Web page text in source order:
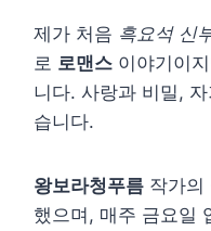
제가 처음 흑요석 신
로 로맨스 이야기이
니다. 사랑과 비밀,
습니다.
왕보라청푸름 작가의
했으며, 매주 금요일